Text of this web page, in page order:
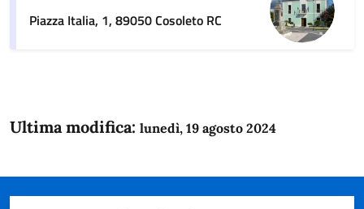
Piazza Italia, 1, 89050 Cosoleto RC
Ultima modifica: lunedì, 19 agosto 2024